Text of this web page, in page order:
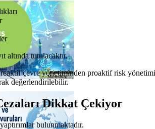
altında tutulacaktır.
çevre yönetiminden proaktif risk
değerlendirilebilir.
Dikkat Çekiyor
bulunmaktadır.